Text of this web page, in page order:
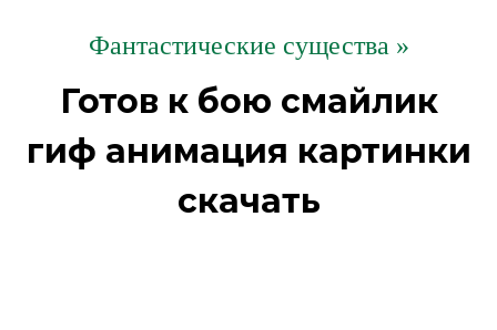
Фантастические существа »
Готов к бою смайлик
гиф анимация картинки
скачать